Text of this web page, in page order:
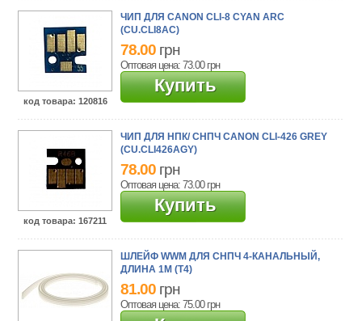
код товара: 120816
ЧИП ДЛЯ CANON CLI-8 CYAN ARC
(CU.CLI8AC)
78.00 грн
Оптовая цена: 73.00 грн
Купить
код товара: 167211
ЧИП ДЛЯ НПК/ СНПЧ CANON CLI-426 GREY
(CU.CLI426AGY)
78.00 грн
Оптовая цена: 73.00 грн
Купить
ШЛЕЙФ WWM ДЛЯ СНПЧ 4-КАНАЛЬНЫЙ,
ДЛИНА 1М (T4)
81.00 грн
Оптовая цена: 75.00 грн